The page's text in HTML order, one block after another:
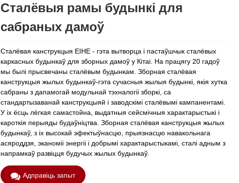
Сталёвыя рамы будынкі для
сабраных дамоў
Сталёвая канструкцыя EIHE - гэта вытворца і пастаўшчык сталёвых
каркасных будынкаў для зборных дамоў у Кітаі. На працягу 20 гадоў
мы былі прысвечаны сталёвым будынкам. Зборная сталёвая
канструкцыя жылых будынкаў-гэта сучасныя жылыя будынкі, якія хутка
сабраны з дапамогай модульнай тэхналогіі зборкі, са
стандартызаванай канструкцыяй і заводскімі сталёвымі кампанентамі.
У іх ёсць лёгкая самастойна, выдатныя сейсмічныя характарыстыкі і
кароткія перыяды будаўніцтва. Зборная сталёвая канструкцыя жылых
будынкаў, з іх высокай эфектыўнасцю, прыязнасцю навакольнага
асяроддзя, эканоміі энергіі і добрымі характарыстыкамі, сталі адным з
напрамкаў развіцця будучых жылых будынкаў.
Адправіць запыт